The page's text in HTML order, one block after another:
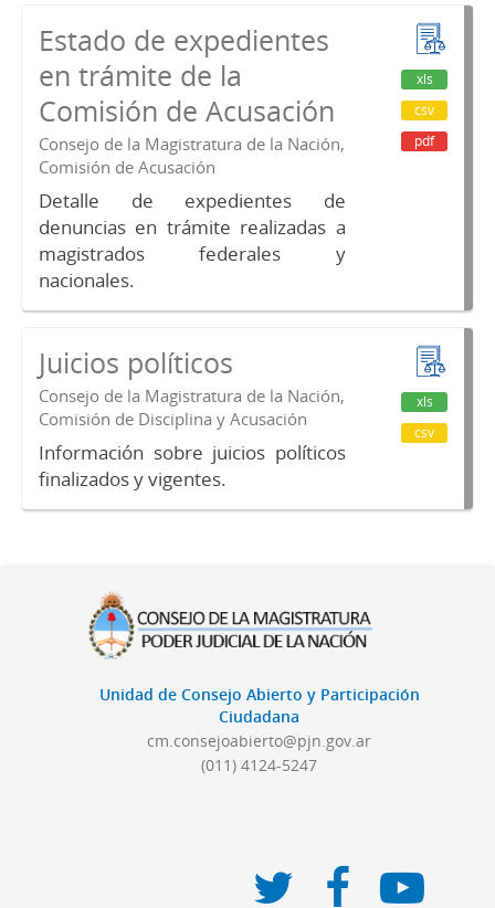
Estado de expedientes
en trámite de la
Comisión de Acusación
Consejo de la Magistratura de la Nación,
Comisión de Acusación
Detalle de expedientes de
denuncias en trámite realizadas a
magistrados federales y
nacionales.
xls
csv
pdf
Juicios políticos
Consejo de la Magistratura de la Nación,
Comisión de Disciplina y Acusación
Información sobre juicios políticos
finalizados y vigentes.
xls
csv
Unidad de Consejo Abierto y Participación
Ciudadana
cm.consejoabierto@pjn.gov.ar
(011) 4124-5247